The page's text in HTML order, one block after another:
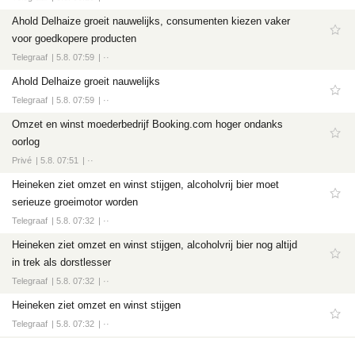
Ahold Delhaize groeit nauwelijks, consumenten kiezen vaker
voor goedkopere producten
Telegraaf 5.8. 07:59 ··
Ahold Delhaize groeit nauwelijks
Telegraaf 5.8. 07:59 ··
Omzet en winst moederbedrijf Booking.com hoger ondanks
oorlog
Privé 5.8. 07:51 ··
Heineken ziet omzet en winst stijgen, alcoholvrij bier moet
serieuze groeimotor worden
Telegraaf 5.8. 07:32 ··
Heineken ziet omzet en winst stijgen, alcoholvrij bier nog altijd
in trek als dorstlesser
Telegraaf 5.8. 07:32 ··
Heineken ziet omzet en winst stijgen
Telegraaf 5.8. 07:32 ··